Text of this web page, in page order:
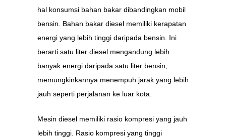
hal konsumsi bahan bakar dibandingkan mobil
bensin. Bahan bakar diesel memiliki kerapatan
energi yang lebih tinggi daripada bensin. Ini
berarti satu liter diesel mengandung lebih
banyak energi daripada satu liter bensin,
memungkinkannya menempuh jarak yang lebih
jauh seperti perjalanan ke luar kota.
Mesin diesel memiliki rasio kompresi yang jauh
lebih tinggi. Rasio kompresi yang tinggi